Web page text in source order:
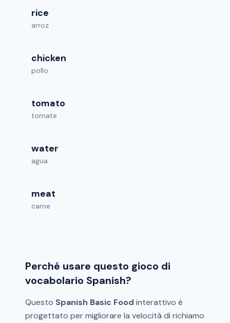
rice
arroz
chicken
pollo
tomato
tomate
water
agua
meat
carne
Perché usare questo gioco di
vocabolario Spanish?
Questo Spanish Basic Food interattivo è
progettato per migliorare la velocità di richiamo